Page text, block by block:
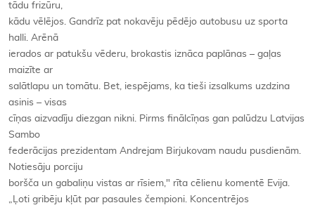
tādu frizūru,
kādu vēlējos. Gandrīz pat nokavēju pēdējo autobusu uz sporta
halli. Arēnā
ierados ar patukšu vēderu, brokastis iznāca paplānas – gaļas
maizīte ar
salātlapu un tomātu. Bet, iespējams, ka tieši izsalkums uzdzina
asinis – visas
cīņas aizvadīju diezgan nikni. Pirms finālcīņas gan palūdzu Latvijas
Sambo
federācijas prezidentam Andrejam Birjukovam naudu pusdienām.
Notiesāju porciju
boršča un gabaliņu vistas ar rīsiem," rīta cēlienu komentē Evija.
„Ļoti gribēju kļūt par pasaules čempioni. Koncentrējos